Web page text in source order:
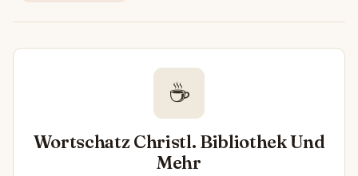
☕
Wortschatz Christl. Bibliothek Und
Mehr